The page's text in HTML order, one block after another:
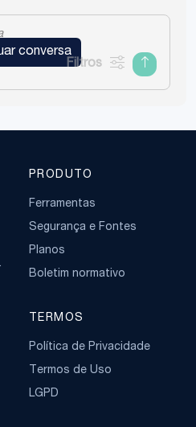
de Risco:
: Pressão arterial,
entre outros.
entre outros.
:
de Framingham: Uma
mais utilizadas, que
como idade, sexo,
do Escore de
que introduz algoritmos
homens e mulheres,
conversa
Filtros
PRODUTO
Ferramentas
Segurança e Fontes
Planos
Boletim normativo
TERMOS
Política de Privacidade
Termos de Uso
LGPD